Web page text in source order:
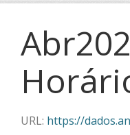
URL: https://dados.antt.gov.br/dataset/a8729428-f382-430c-